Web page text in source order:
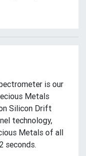
is our
Metals
Silicon Drift
technology,
Metals of all
seconds.